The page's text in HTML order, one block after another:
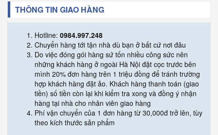
THÔNG TIN GIAO HÀNG
Hotline: 0984.997.248
Chuyển hàng tới tận nhà dù bạn ở bất cứ nơi đâu
Do việc đóng gói hàng sứ tốn nhiều công sức nên
những khách hàng ở ngoài Hà Nội đặt cọc trước bên
mình 20% đơn hàng trên 1 triệu đồng để tránh trường
hợp khách hàng đặt ảo. Khách hàng thanh toán (giao
tiền) số tiền còn lại khi kiểm tra xong và đồng ý nhận
hàng tại nhà cho nhân viên giao hàng
Phí vận chuyển của 1 đơn hàng từ 30,000đ trở lên, tùy
theo kích thước sản phẩm